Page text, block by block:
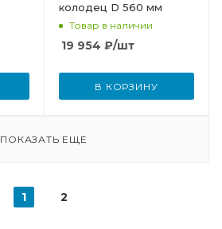
колодец D 560 мм
Товар в наличии
19 954 ₽/шт
В КОРЗИНУ
ПОКАЗАТЬ ЕЩЕ
1 2